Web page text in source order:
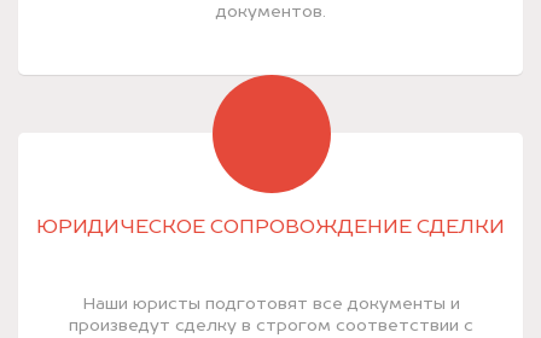
документов.
ЮРИДИЧЕСКОЕ СОПРОВОЖДЕНИЕ СДЕЛКИ
Наши юристы подготовят все документы и
произведут сделку в строгом соответствии с